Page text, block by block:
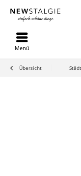
Menü
Übersicht